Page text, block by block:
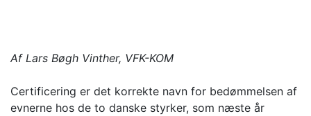
Af Lars Bøgh Vinther, VFK-KOM
Certificering er det korrekte navn for bedømmelsen af
evnerne hos de to danske styrker, som næste år